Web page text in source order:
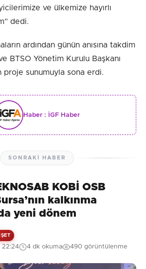
ve ülkemize hayırlı
dedi.
ardından günün anısına takdim
BTSO Yönetim Kurulu Başkanı
proje sunumuyla sona erdi.
Haber : İGF Haber
SONRAKI HABER
KOBİ OSB
kalkınma
yeni dönem
22:24 4 dk okuma 490 görüntülenme